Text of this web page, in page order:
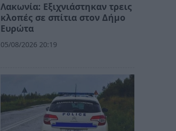
Λακωνία: Εξιχνιάστηκαν τρεις
κλοπές σε σπίτια στον Δήμο
Ευρώτα
05/08/2026 20:19